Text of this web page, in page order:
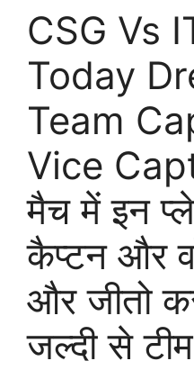
CSG Vs
Today
Team
Vice
मैच में इन
कैप्टन और
और जीतो
जल्दी से